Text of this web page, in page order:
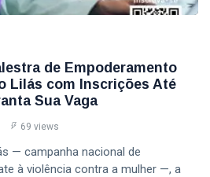
de Empoderamento
Lilás com Inscrições Até
Sua Vaga
69 views
— campanha nacional de
à violência contra a mulher —, a